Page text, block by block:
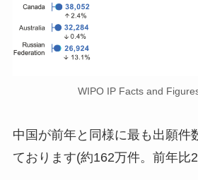
WIPO IP Facts and
中国が前年と同様に最も出願件
ております(約162万件。前年比